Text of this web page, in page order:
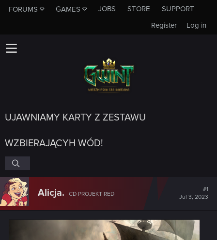
FORUMS GAMES JOBS STORE
SUPPORT
Log in
Register
UJAWNIAMY KARTY Z ZESTAWU
WZBIERAJĄCYH WÓD!
Alicja. CD PROJEKT RED
#1
Jul 3, 2023